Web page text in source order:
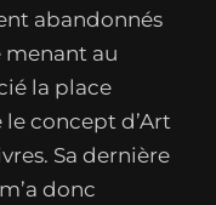
abandonnés
menant au
la place
concept d’Art
Sa dernière
donc